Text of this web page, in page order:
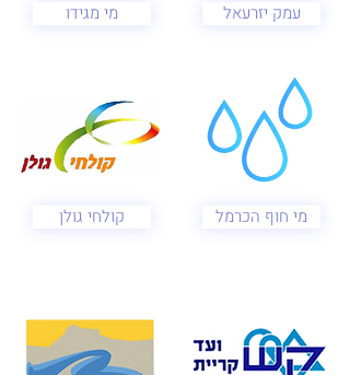
מי מגידו
קולחי גולן
עמק יזרעאל
מי חוף הכרמל